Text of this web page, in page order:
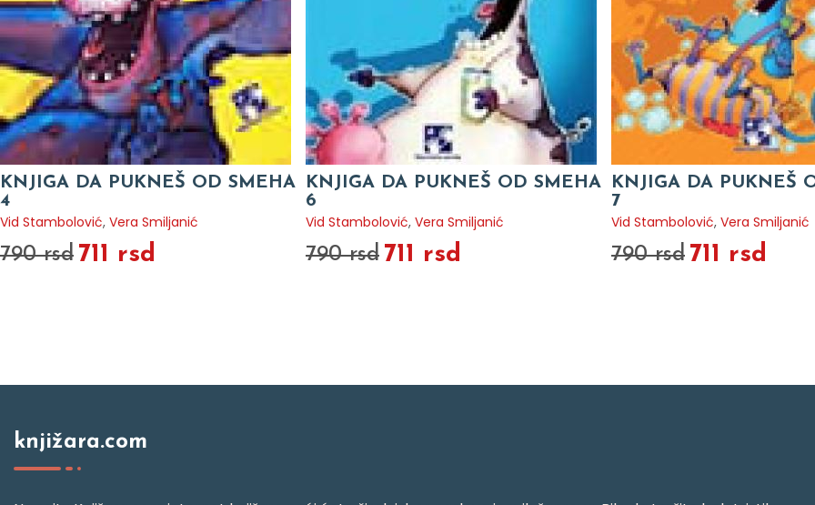
KNJIGA DA PUKNEŠ OD SMEHA
4
Vid Stambolović, Vera Smiljanić
790 rsd 711 rsd
KNJIGA DA PUKNEŠ OD SMEHA
6
Vid Stambolović, Vera Smiljanić
790 rsd 711 rsd
KNJIGA DA PUKNEŠ
7
Vid Stambolović, Vera Smiljanić
790 rsd 711 rsd
knjižara.com